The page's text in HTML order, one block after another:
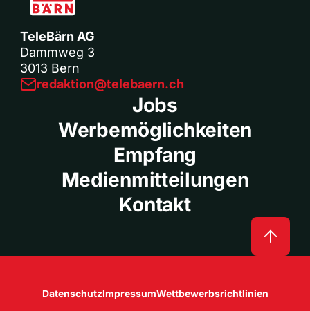
TeleBärn AG
Dammweg 3
3013 Bern
redaktion@telebaern.ch
Jobs
Werbemöglichkeiten
Empfang
Medienmitteilungen
Kontakt
DatenschutzImpressumWettbewerbsrichtlinien